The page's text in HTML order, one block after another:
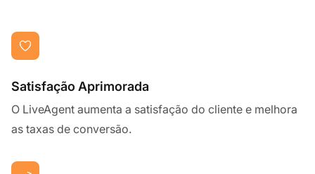
Satisfação Aprimorada
O LiveAgent aumenta a satisfação do cliente e melhora
as taxas de conversão.